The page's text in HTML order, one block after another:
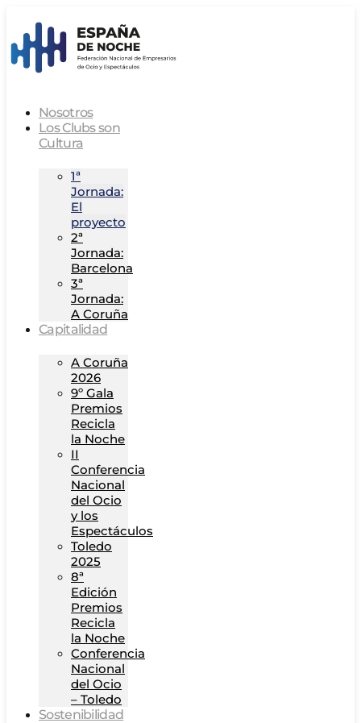
Nosotros
Los Clubs son
Cultura
1ª
Jornada:
El
proyecto
2ª
Jornada:
Barcelona
3ª
Jornada:
A Coruña
Capitalidad
A Coruña
2026
9º Gala
Premios
Recicla
la Noche
II
Conferencia
Nacional
del Ocio
y los
Espectáculos
Toledo
2025
8ª
Edición
Premios
Recicla
la Noche
Conferencia
Nacional
del Ocio
– Toledo
Sostenibilidad